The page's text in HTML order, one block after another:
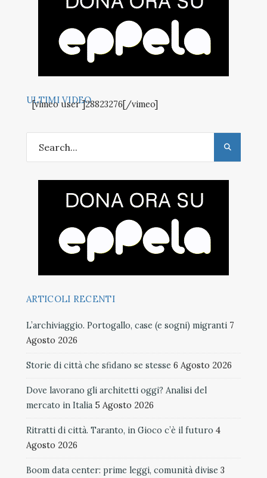
ULTIMI VIDEO
[vimeo user ]28823276[/vimeo]
ARTICOLI RECENTI
L’archiviaggio. Portogallo, case (e sogni) migranti 7
Agosto 2026
Storie di città che sfidano se stesse 6 Agosto 2026
Dove lavorano gli architetti oggi? Analisi del
mercato in Italia 5 Agosto 2026
Ritratti di città. Taranto, in Gioco c’è il futuro 4
Agosto 2026
Boom data center: prime leggi, comunità divise 3